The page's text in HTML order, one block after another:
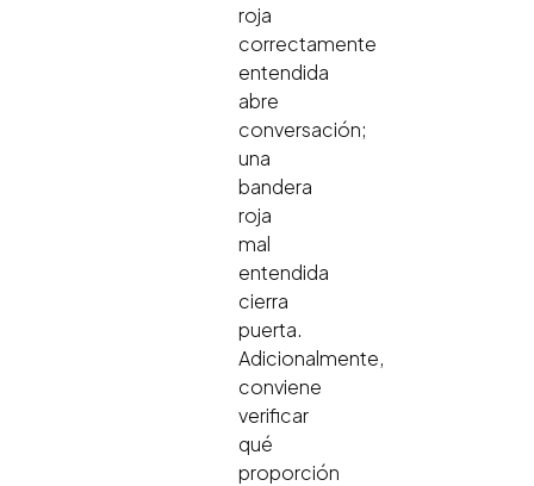
roja
correctamente
entendida
abre
conversación;
una
bandera
roja
mal
entendida
cierra
puerta.
Adicionalmente,
conviene
verificar
qué
proporción